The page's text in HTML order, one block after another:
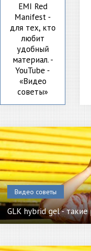
EMI Red
Manifest -
для тех, кто
любит
удобный
материал. -
YouTube -
«Видео
советы»
Видео советы
GLK hybrid gel - такие